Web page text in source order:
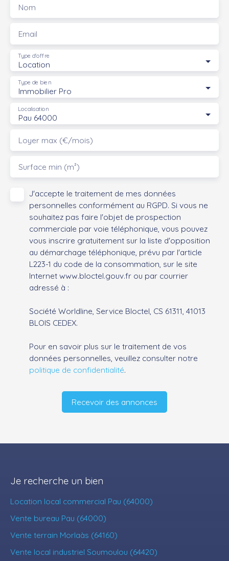
Nom
Email
Location
Type d'offre
Immobilier Pro
Type de bien
Pau 64000
Localisation
Loyer max (€/mois)
Surface min (m²)
J'accepte le traitement de mes données
personnelles conformément au RGPD. Si vous ne
souhaitez pas faire l'objet de prospection
commerciale par voie téléphonique, vous pouvez
vous inscrire gratuitement sur la liste d'opposition
au démarchage téléphonique, prévu par l'article
L223-1 du code de la consommation, sur le site
Internet www.bloctel.gouv.fr ou par courrier
adressé à :
Société Worldline, Service Bloctel, CS 61311, 41013
BLOIS CEDEX.
Pour en savoir plus sur le traitement de vos
données personnelles, veuillez consulter notre
politique de confidentialité.
Recevoir des annonces
Je recherche un bien
Location local commercial Pau (64000)
Vente bureau Pau (64000)
Vente terrain Morlaàs (64160)
Vente local industriel Soumoulou (64420)